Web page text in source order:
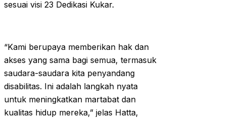
sesuai visi 23 Dedikasi Kukar.
“Kami berupaya memberikan hak dan
akses yang sama bagi semua, termasuk
saudara-saudara kita penyandang
disabilitas. Ini adalah langkah nyata
untuk meningkatkan martabat dan
kualitas hidup mereka,” jelas Hatta,